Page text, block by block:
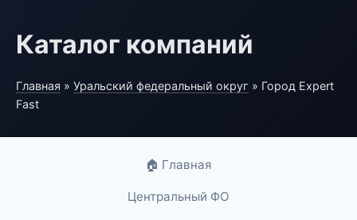
Каталог компаний
Главная » Уральский федеральный округ » Город Expert
Fast
🏠 Главная
Центральный ФО